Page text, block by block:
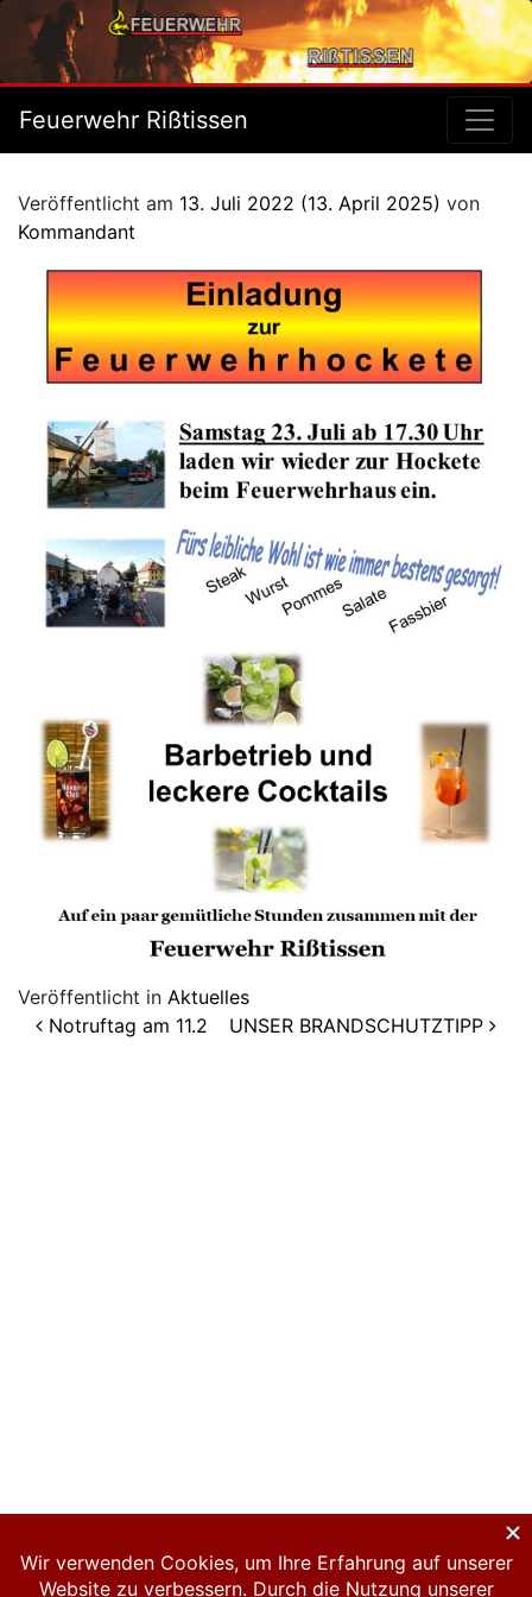
Feuerwehr Rißtissen
Veröffentlicht am 13. Juli 2022 (13. April 2025) von
Kommandant
Veröffentlicht in Aktuelles
Beitragsnavigation
Notruftag am 11.2 UNSER BRANDSCHUTZTIPP